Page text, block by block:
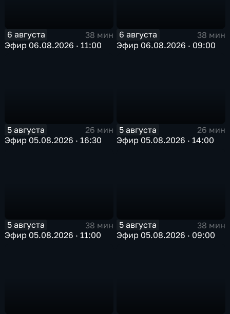
6 августа
38 мин
Эфир 06.08.2026 · 11:00
6 августа
38 мин
Эфир 06.08.2026 · 09:00
5 августа
26 мин
Эфир 05.08.2026 · 16:30
5 августа
26 мин
Эфир 05.08.2026 · 14:00
5 августа
38 мин
Эфир 05.08.2026 · 11:00
5 августа
38 мин
Эфир 05.08.2026 · 09:00